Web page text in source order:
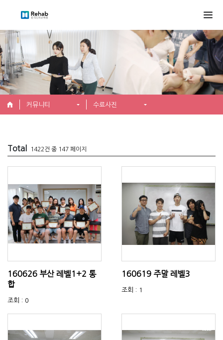
커뮤니티 수료사진
Total 1422건 중 147 페이지
160626 부산 레벨1+2 통
합
조회 : 0
160619 주말 레벨3
조회 : 1